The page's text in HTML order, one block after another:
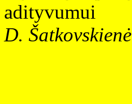
adityvumui
D. Šatkovskienė